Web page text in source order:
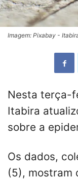
Imagem: Pixabay -
Nesta terça-
Itabira
sobre a
Os dados,
(5), mostram